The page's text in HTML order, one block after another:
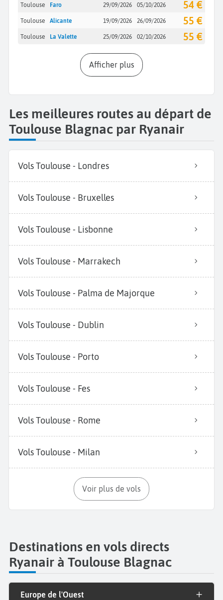
Toulouse Faro 29/09/2026 05/10/2026 54 €
Toulouse Alicante 19/09/2026 26/09/2026 55 €
Toulouse La Valette 25/09/2026 02/10/2026 55 €
Afficher plus
Les meilleures routes au départ de
Toulouse Blagnac par Ryanair
Vols Toulouse - Londres
Vols Toulouse - Bruxelles
Vols Toulouse - Lisbonne
Vols Toulouse - Marrakech
Vols Toulouse - Palma de Majorque
Vols Toulouse - Dublin
Vols Toulouse - Porto
Vols Toulouse - Fes
Vols Toulouse - Rome
Vols Toulouse - Milan
Voir plus de vols
Destinations en vols directs
Ryanair à Toulouse Blagnac
Europe de l'Ouest